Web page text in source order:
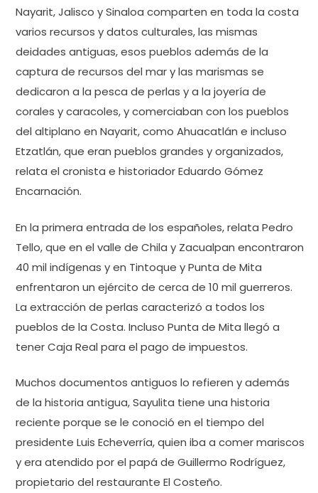
Nayarit, Jalisco y Sinaloa comparten en toda la costa
varios recursos y datos culturales, las mismas
deidades antiguas, esos pueblos además de la
captura de recursos del mar y las marismas se
dedicaron a la pesca de perlas y a la joyería de
corales y caracoles, y comerciaban con los pueblos
del altiplano en Nayarit, como Ahuacatlán e incluso
Etzatlán, que eran pueblos grandes y organizados,
relata el cronista e historiador Eduardo Gómez
Encarnación.
En la primera entrada de los españoles, relata Pedro
Tello, que en el valle de Chila y Zacualpan encontraron
40 mil indígenas y en Tintoque y Punta de Mita
enfrentaron un ejército de cerca de 10 mil guerreros.
La extracción de perlas caracterizó a todos los
pueblos de la Costa. Incluso Punta de Mita llegó a
tener Caja Real para el pago de impuestos.
Muchos documentos antiguos lo refieren y además
de la historia antigua, Sayulita tiene una historia
reciente porque se le conoció en el tiempo del
presidente Luis Echeverría, quien iba a comer mariscos
y era atendido por el papá de Guillermo Rodríguez,
propietario del restaurante El Costeño.